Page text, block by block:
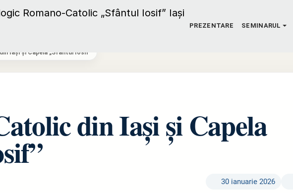
PREZENTARE SEMINARUL
Iași și Capela „Sfântul Iosif”
din Iași și Capela
30 ianuarie 2026